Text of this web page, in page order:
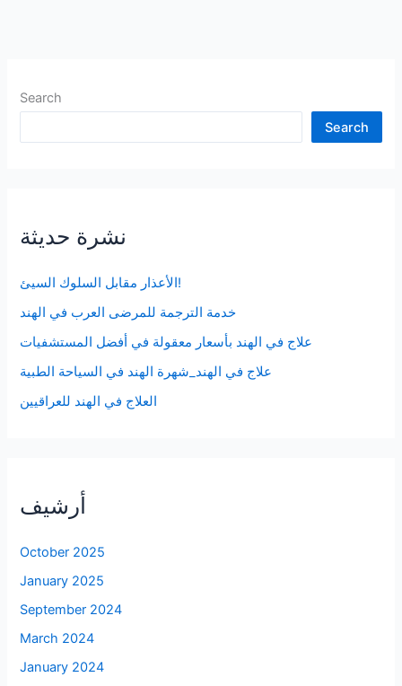
Search
Search
نشرة حديثة
الأعذار مقابل السلوك السيئ!
خدمة الترجمة للمرضى العرب في الهند
علاج في الهند بأسعار معقولة في أفضل المستشفيات
علاج في الهند_شهرة الهند في السياحة الطبية
العلاج في الهند للعراقيين
أرشيف
October 2025
January 2025
September 2024
March 2024
January 2024